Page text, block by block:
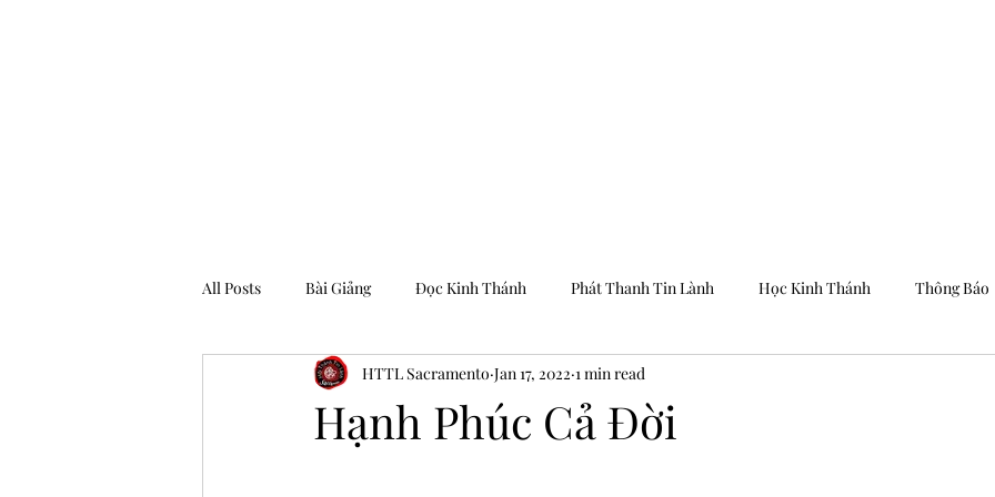
All Posts Bài Giảng Đọc Kinh Thánh Phát Thanh Tin Lành Học Kinh Thánh Thông Báo
Hạnh Phúc Cả Đời
HTTL Sacramento Jan 17, 2022 1 min read